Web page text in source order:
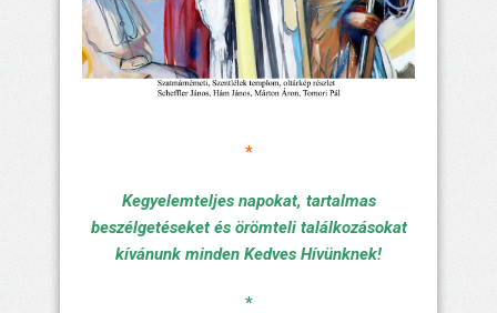
*
Kegyelemteljes napokat, tartalmas
beszélgetéseket és örömteli találkozásokat
kívánunk minden Kedves Hívünknek!
*